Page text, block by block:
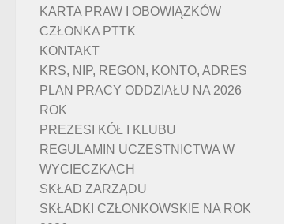
KARTA PRAW I OBOWIĄZKÓW
CZŁONKA PTTK
KONTAKT
KRS, NIP, REGON, KONTO, ADRES
PLAN PRACY ODDZIAŁU NA 2026
ROK
PREZESI KÓŁ I KLUBU
REGULAMIN UCZESTNICTWA W
WYCIECZKACH
SKŁAD ZARZĄDU
SKŁADKI CZŁONKOWSKIE NA ROK